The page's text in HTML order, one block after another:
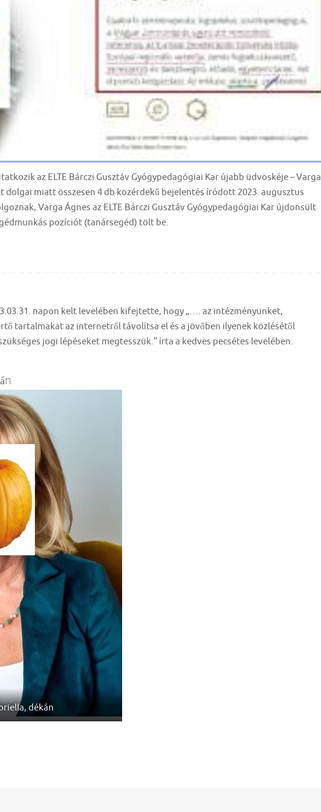
az ELTE Bárczi Gusztáv Gyógypedagógiai Kar újabb üdvöskéje – Varga
dolgai miatt összesen 4 db közérdekű bejelentés íródott 2023. augusztus
Varga Ágnes az ELTE Bárczi Gusztáv Gyógypedagógiai Kar újdonsült
pozíciót (tanársegéd) tölt be.
napon kelt levelében kifejtette, hogy „…. az intézményünket,
tartalmakat az internetről távolítsa el és a jövőben ilyenek közlésétől
jogi lépéseket megtesszük.” írta a kedves pecsétes levelében.
dékán